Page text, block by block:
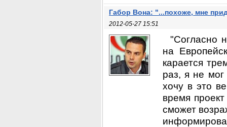
Габор Вона: "...похоже, мне
2012-05-27 15:51
"Согласно
на
карается
раз, я не
хочу в это
время
сможет